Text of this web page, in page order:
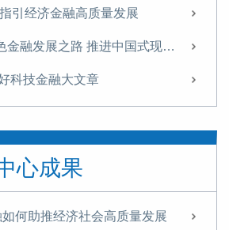
引经济金融高质量发展
董昀｜走中国特色金融发展之路 推进中国式现代化进程
科技金融大文章
科技金融大文章
设施建设需加快推进
中国数字金融发展从金融科技企业主导转向以金融机构数字化转型为主线
心成果
如何助推经济社会高质量发展